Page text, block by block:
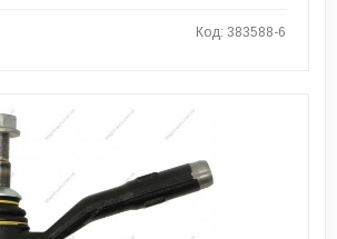
Код: 383588-6